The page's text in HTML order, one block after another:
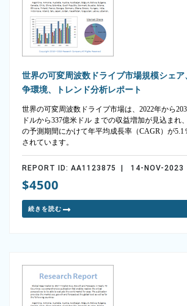
世界の可変周波数ドライブ市場規模シェア
争環境、トレンド分析レポート
世界の可変周波数ドライブ市場は、2022年から
ドルから337億米ドル までの収益増加が見込まれ
の予測期間にかけて年平均成長率（CAGR）が5.1
されています。
REPORT ID: AA1123875 | 14-NOV-2023
$4500
続きを読む